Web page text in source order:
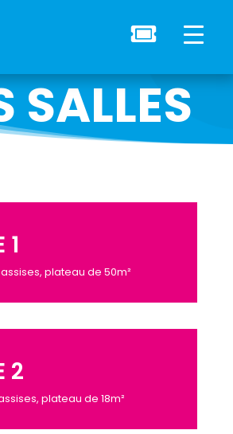

SALLES
1
plateau de 50m²
2
plateau de 18m²